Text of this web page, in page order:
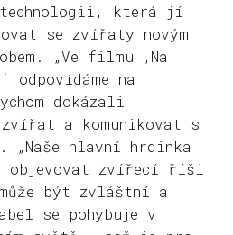
technologii, která jí
se zvířaty novým
„Ve filmu ‚Na
odpovídáme na
dokázali
zvířat a komunikovat s
„Naše hlavní hrdinka
objevovat zvířecí říši
být zvláštní a
se pohybuje v